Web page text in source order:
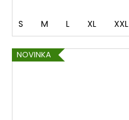
S M L XL XXL
NOVINKA